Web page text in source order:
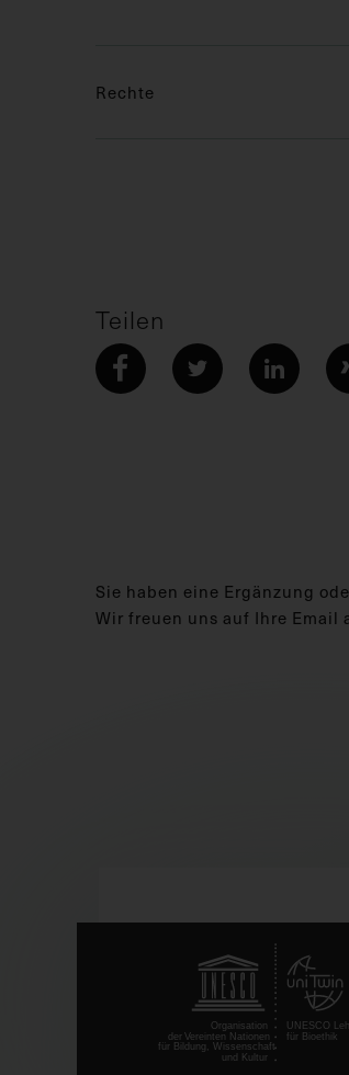
Rechte
Teilen
Sie haben eine Ergänzung
Wir freuen uns auf Ihre Email